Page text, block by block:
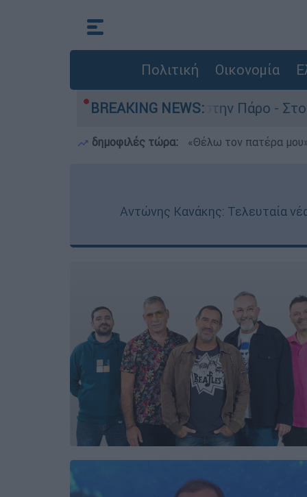
Πολιτική Οικονομία
BREAKING NEWS:
του 4χρονου στην Πάρο - Στο
δημοφιλές τώρα: «Θέλω τον πατέρα
Αντώνης Κανάκης: Τελευταία